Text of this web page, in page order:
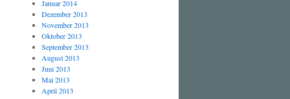
Januar 2014
Dezember 2013
November 2013
Oktober 2013
September 2013
August 2013
Juni 2013
Mai 2013
April 2013